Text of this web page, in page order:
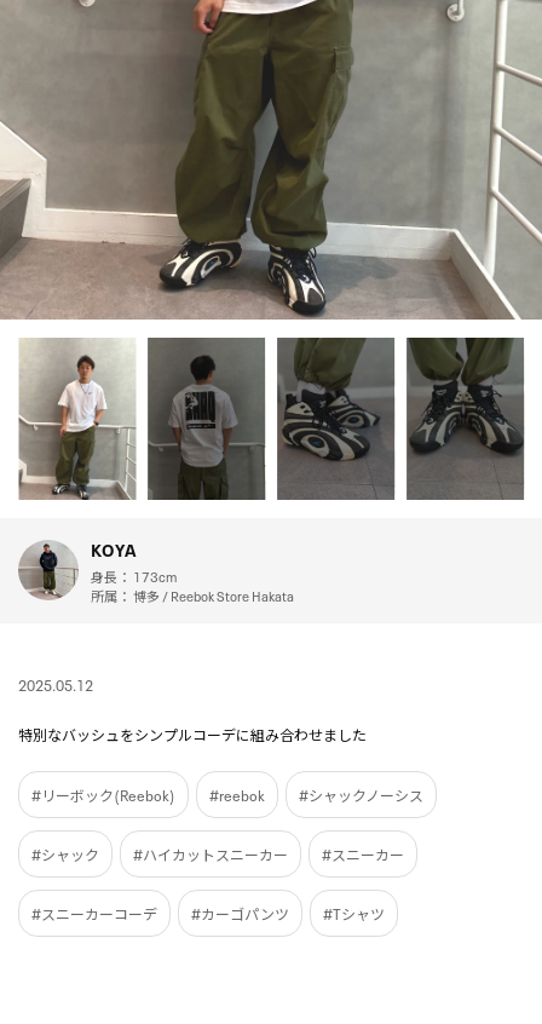
KOYA
身長： 173cm
所属： 博多 / Reebok Store Hakata
2025.05.12
特別なバッシュをシンプルコーデに組み合わせました
#リーボック(Reebok) #reebok #シャックノーシス
#シャック #ハイカットスニーカー #スニーカー
#スニーカーコーデ #カーゴパンツ #Tシャツ